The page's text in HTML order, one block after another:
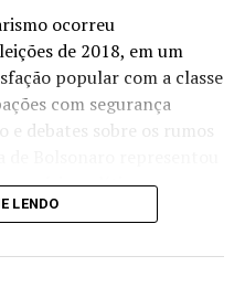
em determinadas
os episódios
imagem da legenda
o equilíbrio político
que o partido exerceu
ocorreu
de 2018, em um
popular com a classe
com segurança
debates sobre os rumos
cenário político
conservadoras e
LENDO